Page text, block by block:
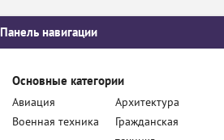
Панель навигации
Основные категории
Авиация
Архитектура
Военная техника
Гражданская